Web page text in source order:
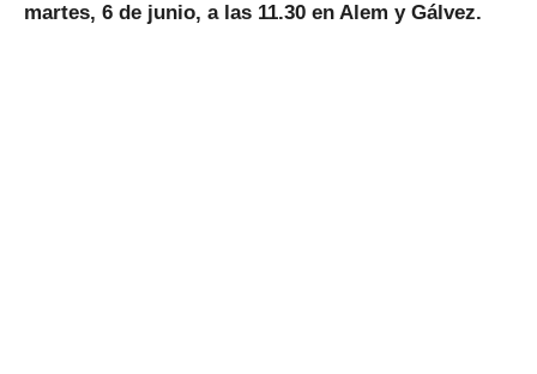
martes, 6 de junio, a las 11.30 en Alem y Gálvez.